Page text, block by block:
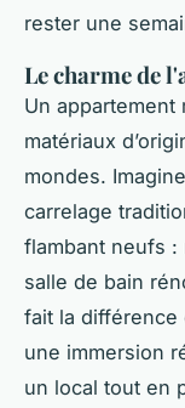
rester une
Le charme de
Un
matériaux
mondes.
carrelage
flambant neufs :
salle de bain
fait la différence
une immersion
un local tout en